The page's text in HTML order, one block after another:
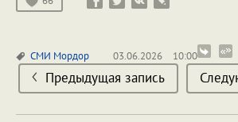
СМИ Мордор 03.06.2026 10:00
Предыдущая запись